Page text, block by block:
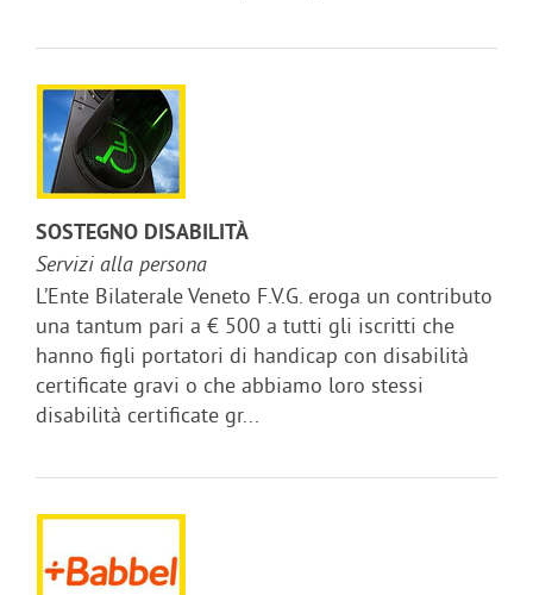
SOSTEGNO DISABILITÀ
Servizi alla persona
L’Ente Bilaterale Veneto F.V.G. eroga un contributo
una tantum pari a € 500 a tutti gli iscritti che
hanno figli portatori di handicap con disabilità
certificate gravi o che abbiamo loro stessi
disabilità certificate gr...